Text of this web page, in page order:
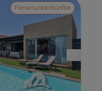
Ferienunterkünfte